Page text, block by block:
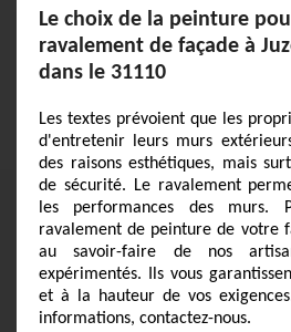
Le choix de la peinture
ravalement de façade à
dans le 31110
Les textes prévoient que les
d'entretenir leurs murs
des raisons esthétiques, mais
de sécurité. Le ravalement
les performances des murs.
ravalement de peinture de votre
au savoir-faire de nos
expérimentés. Ils vous
et à la hauteur de vos
informations, contactez-nous.